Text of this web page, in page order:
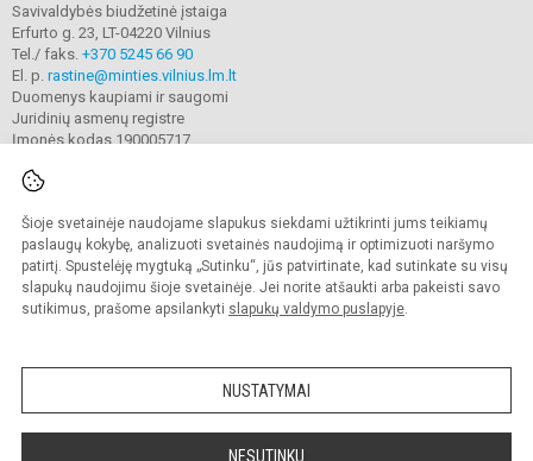
Šioje svetainėje naudojame slapukus siekdami užtikrinti jums teikiamų
paslaugų kokybę, analizuoti svetainės naudojimą ir optimizuoti naršymo
patirtį. Spustelėję mygtuką „Sutinku“, jūs patvirtinate, kad sutinkate su visų
slapukų naudojimu šioje svetainėje. Jei norite atšaukti arba pakeisti savo
sutikimus, prašome apsilankyti slapukų valdymo puslapyje.
NUSTATYMAI
NESUTINKU
Savivaldybės biudžetinė įstaiga
Erfurto g. 23, LT-04220 Vilnius
Tel./ faks. +370 5245 66 90
El. p. rastine@minties.vilnius.lm.lt
Duomenys kaupiami ir saugomi
Juridinių asmenų registre
Įmonės kodas 190005717
© 2022. Vilniaus „Minties" gimnazija. Visos teisės saugomos.
Kopijuoti turinį be raštiško gimnazijos sutikimo griežtai draudžiama.
Prieinamumo paraiška Slapukų valdymas
Sumanus būdas atnaujinti